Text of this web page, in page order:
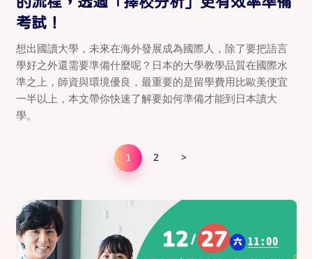
考試！
想出國讀大學，未來在海外發展成為國際人，除了要把語言
學好之外還需要準備什麼呢？日本的大學教學品質在國際水
準之上，師資與環境優良，最重要的是留學費用比歐美便宜
一半以上，本文帶你快速了解要如何準備才能到日本讀大
學。
1 2 >